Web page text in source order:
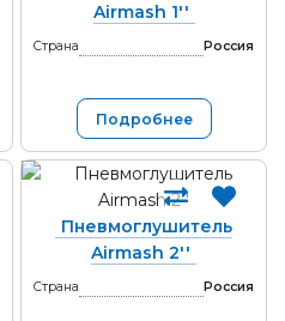
Airmash 1''
Страна Россия
Подробнее
Пневмоглушитель
Airmash 2''
Страна Россия